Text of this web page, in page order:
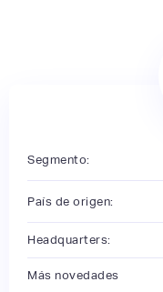
Segmento:
País de origen:
Headquarters:
Más novedades